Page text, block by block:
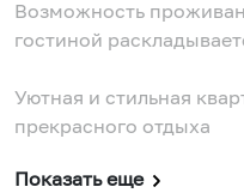
Возможность
гостиной
Уютная и стильная
прекрасного отдыха
Показать еще